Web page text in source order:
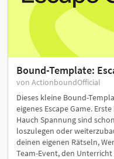
Bound-Template:
von ActionboundOfficial
Dieses kleine Bound-
eigenes Escape Game.
Hauch Spannung sind
loszulegen oder
deinen eigenen Rätseln,
Team-Event, den